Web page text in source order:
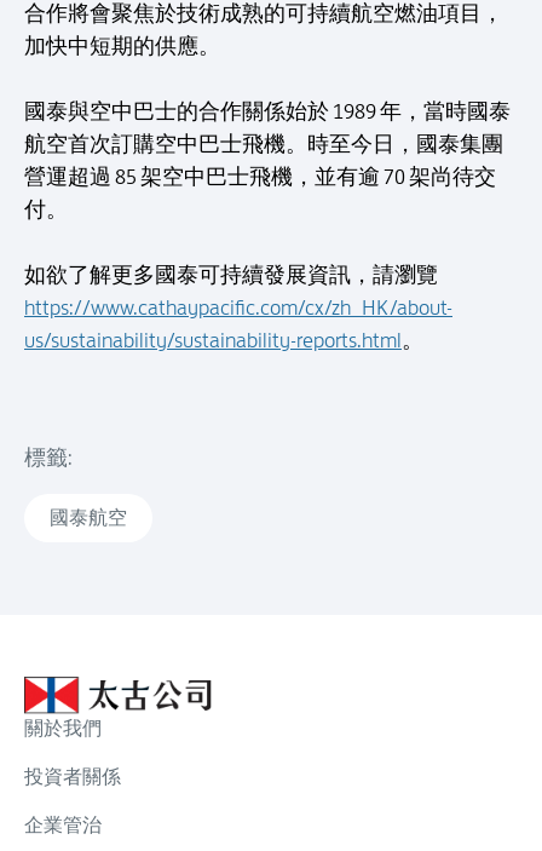
合作將會聚焦於技術成熟的可持續航空燃油項目，
加快中短期的供應。
國泰與空中巴士的合作關係始於 1989 年，當時國泰
航空首次訂購空中巴士飛機。時至今日，國泰集團
營運超過 85 架空中巴士飛機，並有逾 70 架尚待交
付。
如欲了解更多國泰可持續發展資訊，請瀏覽
https://www.cathaypacific.com/cx/zh_HK/about-
us/sustainability/sustainability-reports.html。
標籤:
國泰航空
關於我們
投資者關係
企業管治